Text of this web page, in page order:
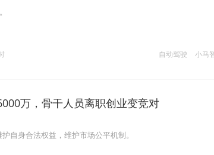
自动驾驶 小马
万，骨干人员离职创业变竞对
自身合法权益，维护市场公平机制。